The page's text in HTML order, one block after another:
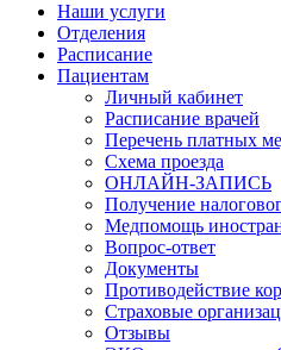
Наши услуги
Отделения
Расписание
Пациентам
Личный кабинет
Расписание врачей
Перечень платных
Схема проезда
ОНЛАЙН-ЗАПИСЬ
Получение
Медпомощь
Вопрос-ответ
Документы
Противодействие
Страховые
Отзывы